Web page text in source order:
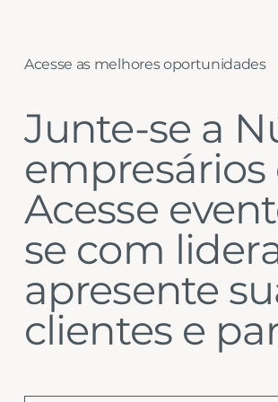
Acesse as melhores oportunidades
Junte-se a
Acesse
se com
apresente
clientes e